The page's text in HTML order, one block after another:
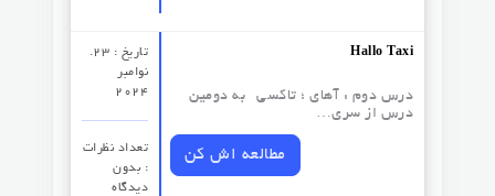
تاریخ : 23.
نوامبر
2024
تعداد نظرات‌
: بدون
دیدگاه
Hallo Taxi
درس دوم : آهای ؛ تاکسی به دومین
درس از سری…
مطالعه اش کن